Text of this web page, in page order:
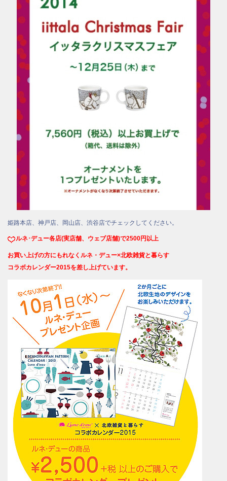
姫路本店、神戸店、岡山店、渋谷店でチェックしてください。
ルネ･デュー各店(実店舗、ウェブ店舗)で2500円以上
お買い上げの方にもれなくルネ・デュー×北欧雑貨と暮らす
コラボカレンダー2015を差し上げています。